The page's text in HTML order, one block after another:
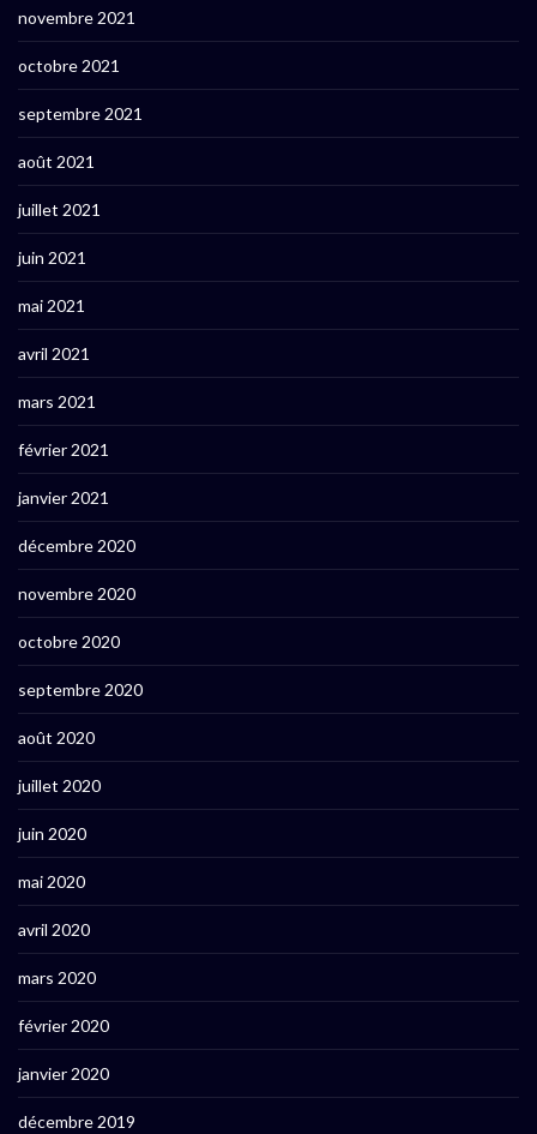
novembre 2021
octobre 2021
septembre 2021
août 2021
juillet 2021
juin 2021
mai 2021
avril 2021
mars 2021
février 2021
janvier 2021
décembre 2020
novembre 2020
octobre 2020
septembre 2020
août 2020
juillet 2020
juin 2020
mai 2020
avril 2020
mars 2020
février 2020
janvier 2020
décembre 2019